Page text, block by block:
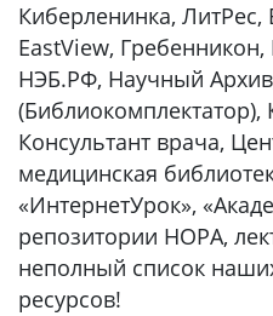
Киберленинка,
EastView,
НЭБ.РФ, Научный
(Библиокомплектатор),
Консультант врача,
медицинская
«ИнтернетУрок»,
репозитории НОРА,
неполный список
ресурсов!